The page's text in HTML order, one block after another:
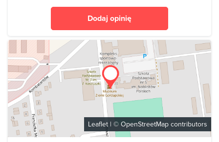
Dodaj opinię
Leaflet | © OpenStreetMap contributors